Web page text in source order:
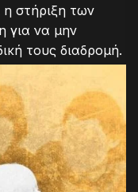
στήριξη των
για να μην
τους διαδρομή.